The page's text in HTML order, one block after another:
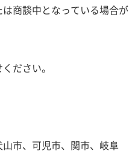
商談中となっている場合が
ださい。
市、可児市、関市、岐阜